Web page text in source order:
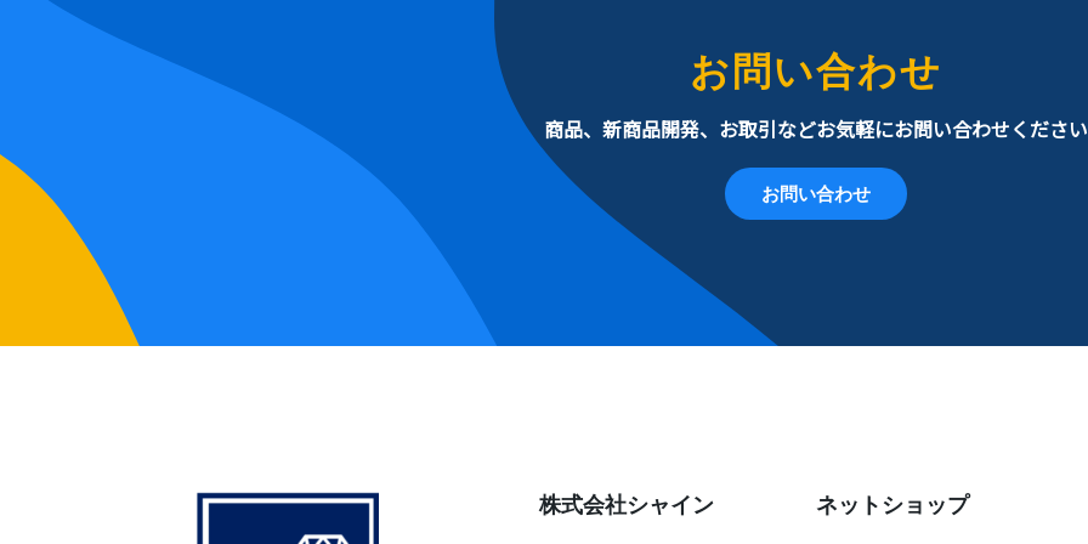
お問い合わせ
商品、新商品開発、お取引などお気軽にお問い合わせください
お問い合わせ
株式会社シャイン ネットショップ